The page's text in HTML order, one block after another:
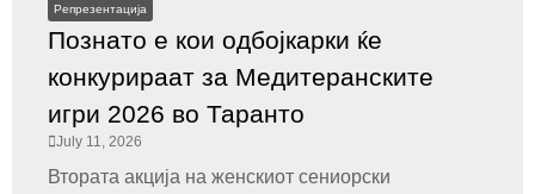
Репрезентација
Познато е кои одбојкарки ќе
конкурираат за Медитеранските
игри 2026 во Таранто
July 11, 2026
Втората акција на женскиот сениорски